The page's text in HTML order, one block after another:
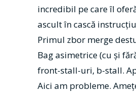
incredibil pe care îl
ascult în cască
Primul zbor merge
Bag asimetrice (cu şi
front-stall-uri, b-stall.
Aici am probleme.